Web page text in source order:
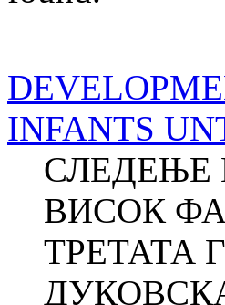
INFANTS
СЛЕДЕЊЕ
ВИСОК
ТРЕТАТА
ДУКОВСКА